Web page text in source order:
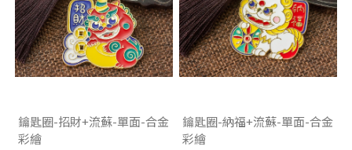
鑰匙圈-招財+流蘇-單面-合金
彩繪
鑰匙圈-納福+流蘇-單面-合金
彩繪